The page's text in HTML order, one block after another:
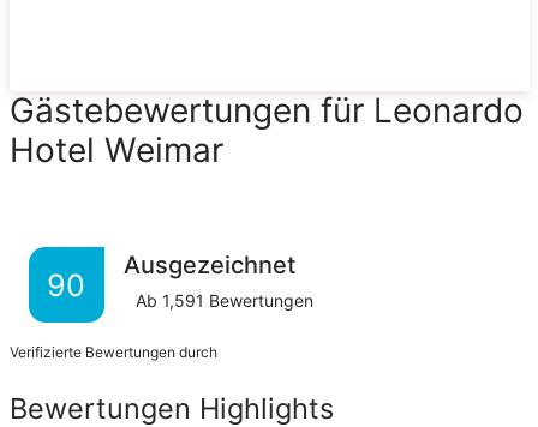
Gästebewertungen für Leonardo
Hotel Weimar
90
Ausgezeichnet
Ab 1,591 Bewertungen
Verifizierte Bewertungen durch
Bewertungen Highlights